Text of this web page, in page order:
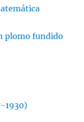
plomo fundido
1930)